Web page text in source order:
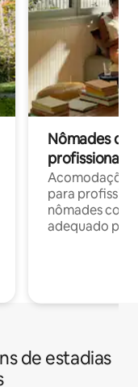
Nômades
profissionais
para
nômades com
adequado
de estadias